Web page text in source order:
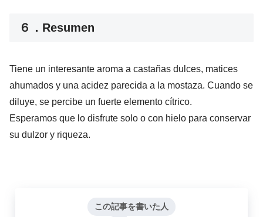
６．Resumen
Tiene un interesante aroma a castañas dulces, matices
ahumados y una acidez parecida a la mostaza. Cuando se
diluye, se percibe un fuerte elemento cítrico.
Esperamos que lo disfrute solo o con hielo para conservar
su dulzor y riqueza.
この記事を書いた人